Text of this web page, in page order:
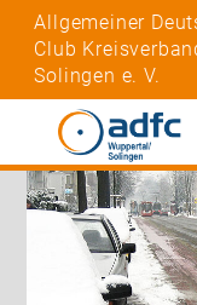
Allgemeiner
Club
Solingen e. V.